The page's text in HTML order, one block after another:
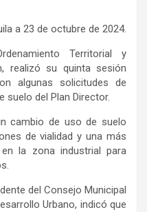
a 23 de octubre de 2024.
Territorial y
realizó su quinta sesión
algunas solicitudes de
suelo del Plan Director.
cambio de uso de suelo
de vialidad yuna más
la zona industrial para
del Consejo Municipal
Urbano, indicó que